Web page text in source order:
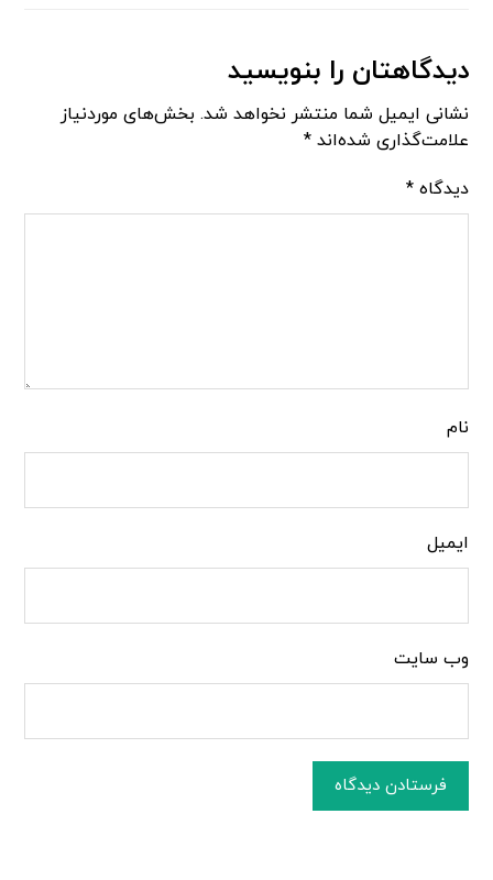
دیدگاهتان را بنویسید
نشانی ایمیل شما منتشر نخواهد شد. بخش‌های موردنیاز
علامت‌گذاری شده‌اند*
دیدگاه*
نام
ایمیل
وب‌ سایت
فرستادن دیدگاه